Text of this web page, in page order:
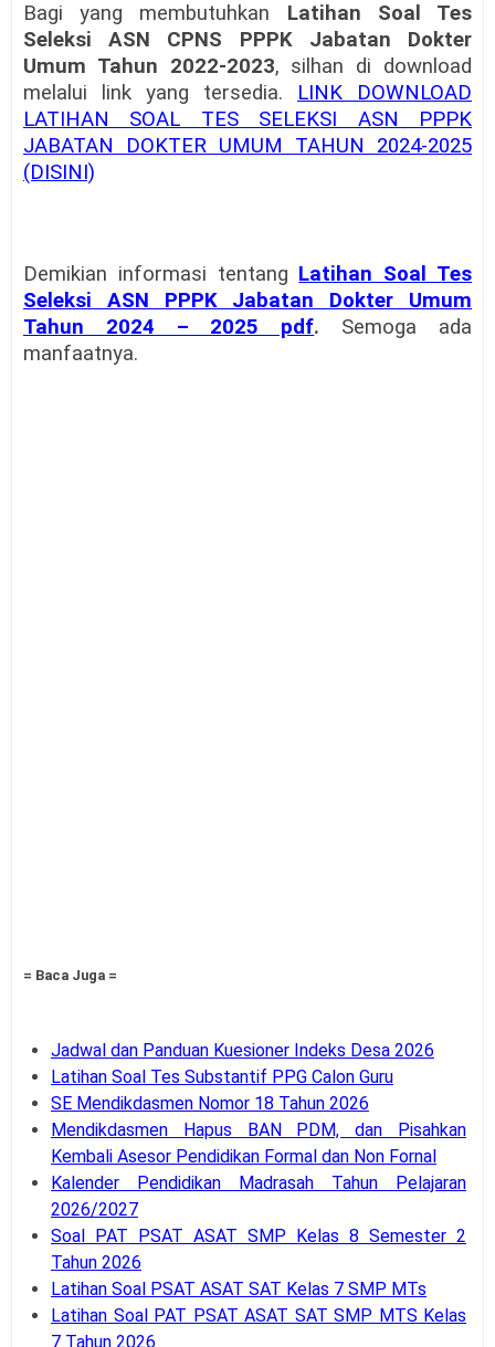
Bagi yang membutuhkan Latihan Soal Tes
Seleksi ASN CPNS PPPK Jabatan Dokter
Umum Tahun 2022-2023, silhan di download
melalui link yang tersedia. LINK DOWNLOAD
LATIHAN SOAL TES SELEKSI ASN PPPK
JABATAN DOKTER UMUM TAHUN 2024-2025
(DISINI)
Demikian informasi tentang Latihan Soal Tes
Seleksi ASN PPPK Jabatan Dokter Umum
Tahun 2024 – 2025 pdf. Semoga ada
manfaatnya.
= Baca Juga =
Jadwal dan Panduan Kuesioner Indeks Desa 2026
Latihan Soal Tes Substantif PPG Calon Guru
SE Mendikdasmen Nomor 18 Tahun 2026
Mendikdasmen Hapus BAN PDM, dan Pisahkan
Kembali Asesor Pendidikan Formal dan Non Fornal
Kalender Pendidikan Madrasah Tahun Pelajaran
2026/2027
Soal PAT PSAT ASAT SMP Kelas 8 Semester 2
Tahun 2026
Latihan Soal PSAT ASAT SAT Kelas 7 SMP MTs
Latihan Soal PAT PSAT ASAT SAT SMP MTS Kelas
7 Tahun 2026